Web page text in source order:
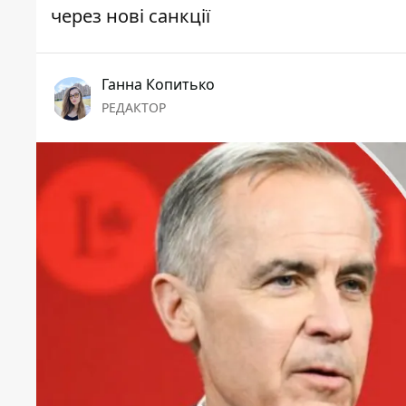
через нові санкції
Ганна Копитько
РЕДАКТОР